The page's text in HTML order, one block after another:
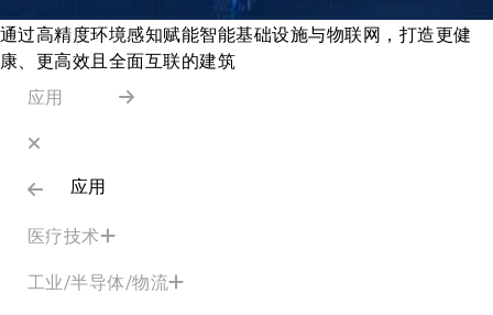
通过高精度环境感知赋能智能基础设施与物联网，打造更健
康、更高效且全面互联的建筑
应用
应用
医疗技术
工业/半导体/物流